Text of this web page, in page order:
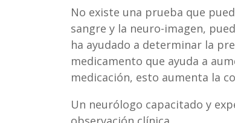
No existe una prueba que
sangre y la neuro-imagen,
ha ayudado a determinar la
medicamento que ayuda a
medicación, esto aumenta la
Un neurólogo capacitado y